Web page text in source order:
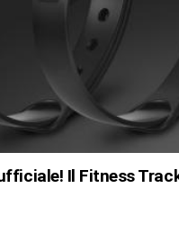
Il Fitness